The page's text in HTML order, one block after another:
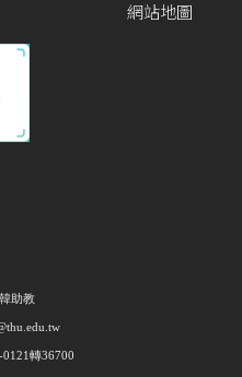
網站地圖
助教
轉36700